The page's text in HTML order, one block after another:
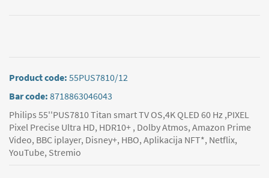
Product code: 55PUS7810/12
Bar code: 8718863046043
Philips 55''PUS7810 Titan smart TV OS,4K QLED 60 Hz ,PIXEL
Pixel Precise Ultra HD, HDR10+ , Dolby Atmos, Amazon Prime
Video, BBC iplayer, Disney+, HBO, Aplikacija NFT*, Netflix,
YouTube, Stremio